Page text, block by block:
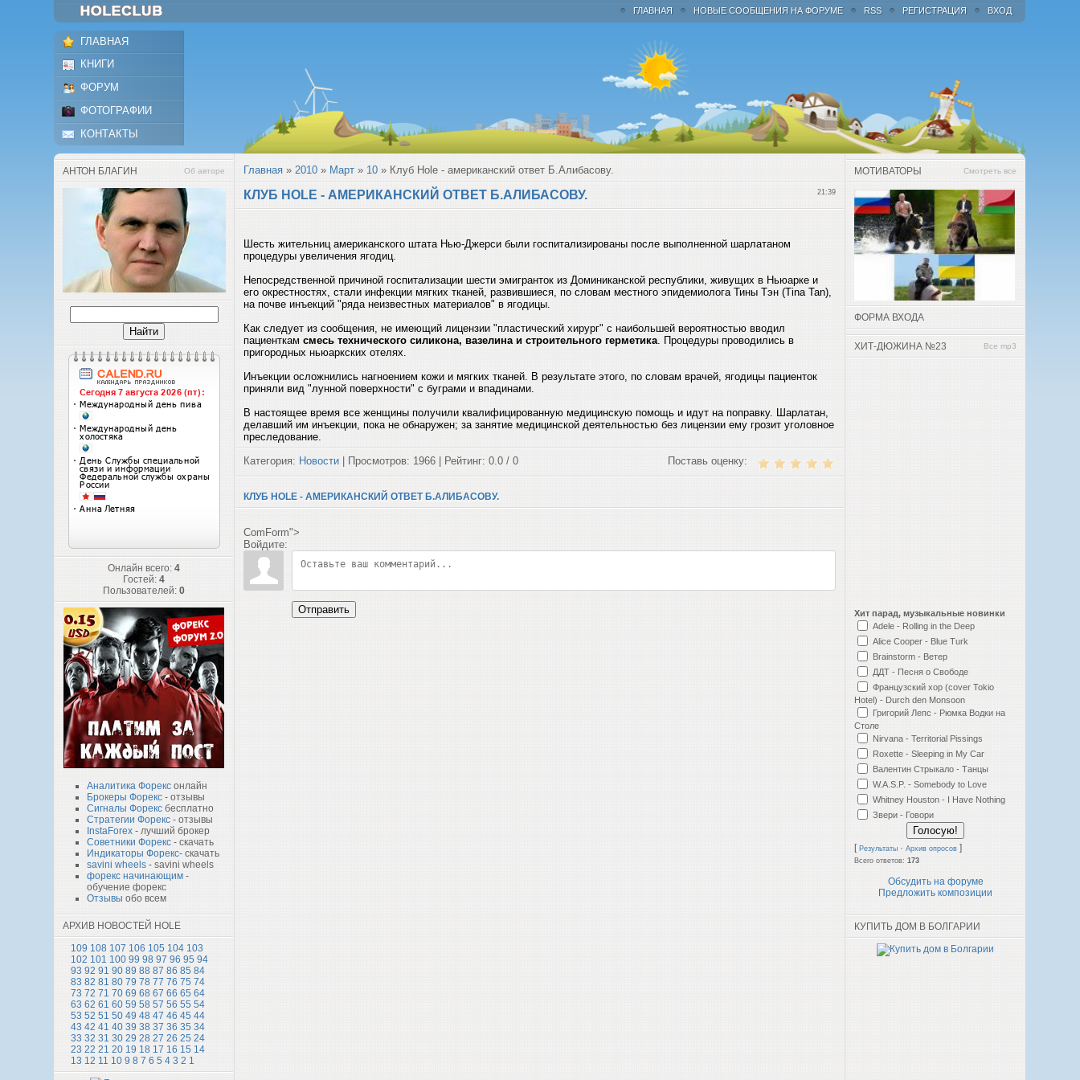
ВХОД
РЕГИСТРАЦИЯ
RSS
НОВЫЕ СООБЩЕНИЯ НА ФОРУМЕ
ГЛАВНАЯ
ГЛАВНАЯ
КНИГИ
ФОРУМ
ФОТОГРАФИИ
КОНТАКТЫ
АНТОН БЛАГИН Об авторе
Онлайн всего:4
Гостей:4
Пользователей:0
Аналитика Форекс онлайн
Брокеры Форекс - отзывы
Сигналы Форекс бесплатно
Стратегии Форекс - отзывы
InstaForex - лучший брокер
Советники Форекс - скачать
Индикаторы Форекс- скачать
savini wheels - savini wheels
форекс начинающим -
обучение форекс
Отзывы обо всем
АРХИВ НОВОСТЕЙ HOLE
109 108 107 106 105 104 103
102 101 100 99 98 97 96 95 94
93 92 91 90 89 88 87 86 85 84
83 82 81 80 79 78 77 76 75 74
73 72 71 70 69 68 67 66 65 64
63 62 61 60 59 58 57 56 55 54
53 52 51 50 49 48 47 46 45 44
43 42 41 40 39 38 37 36 35 34
33 32 31 30 29 28 27 26 25 24
23 22 21 20 19 18 17 16 15 14
13 12 11 10 9 8 7 6 5 4 3 2 1
Главная »2010 » Март » 10 » Клуб Hole - американский ответ Б.Алибасову.
21:39
КЛУБ HOLE - АМЕРИКАНСКИЙ ОТВЕТ Б.АЛИБАСОВУ.
Шесть жительниц американского штата Нью-Джерси были госпитализированы после выполненной шарлатаном
процедуры увеличения ягодиц.
Непосредственной причиной госпитализации шести эмигранток из Доминиканской республики, живущих в Ньюарке и
его окрестностях, стали инфекции мягких тканей, развившиеся, по словам местного эпидемиолога Тины Тэн (Tina Tan),
на почве инъекций "ряда неизвестных материалов" в ягодицы.
Как следует из сообщения, не имеющий лицензии "пластический хирург" с наибольшей вероятностью вводил
пациенткамсмесь технического силикона, вазелина и строительного герметика . Процедуры проводились в
пригородных ньюаркских отелях.
Инъекции осложнились нагноением кожи и мягких тканей. В результате этого, по словам врачей, ягодицы пациенток
приняли вид "лунной поверхности" с буграми и впадинами.
В настоящее время все женщины получили квалифицированную медицинскую помощь и идут на поправку. Шарлатан,
делавший им инъекции, пока не обнаружен; за занятие медицинской деятельностью без лицензии ему грозит уголовное
преследование.
Поставь оценку:
Категория: Новости | Просмотров: 1966 | Рейтинг: 0.0 / 0
КЛУБ HOLE - АМЕРИКАНСКИЙ ОТВЕТ Б.АЛИБАСОВУ.
ComForm">
Войдите:
Отправить
МОТИВАТОРЫ Смотреть все
ФОРМА ВХОДА
ХИТ-ДЮЖИНА №23 Все mp3
Хит парад, музыкальные новинки
Adele - Rolling in the Deep
Alice Cooper - Blue Turk
Brainstorm - Ветер
ДДТ - Песня о Свободе
Французский хор (cover Tokio
Hotel) - Durch den Monsoon
Григорий Лепс - Рюмка Водки на
Столе
Nirvana - Territorial Pissings
Roxette - Sleeping in My Car
Валентин Стрыкало - Танцы
W.A.S.P. - Somebody to Love
Whitney Houston - I Have Nothing
Звери - Говори
[Результаты ·Архив опросов ]
Всего ответов:173
Обсудить на форуме
Предложить композиции
КУПИТЬ ДОМ В БОЛГАРИИ